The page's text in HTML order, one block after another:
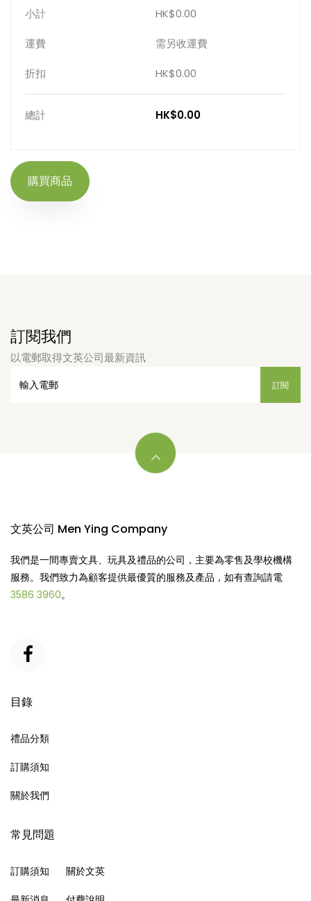
小計 HK$0.00
運費 需另收運費
折扣 HK$0.00
總計 HK$0.00
購買商品
訂閱我們
以電郵取得文英公司最新資訊
文英公司 Men Ying Company
我們是一間專賣文具、玩具及禮品的公司，主要為零售及學校機構
服務。我們致力為顧客提供最優質的服務及產品，如有查詢請電
3586 3960。
目錄
禮品分類
訂購須知
關於我們
常見問題
訂購須知 關於文英